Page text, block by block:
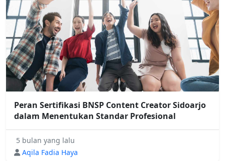
Peran Sertifikasi BNSP Content Creator Sidoarjo
dalam Menentukan Standar Profesional
5 bulan yang lalu
Aqila Fadia Haya